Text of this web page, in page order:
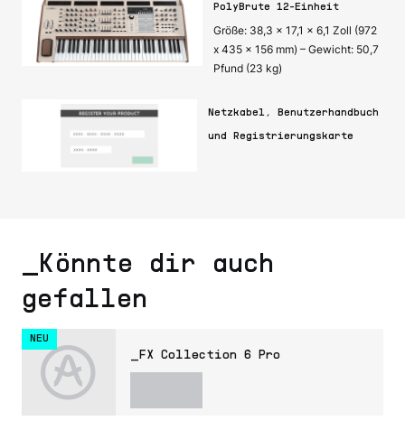
PolyBrute 12-Einheit
Größe: 38,3 x 17,1 x 6,1 Zoll (972
x 435 x 156 mm) – Gewicht: 50,7
Pfund (23 kg)
Netzkabel, Benutzerhandbuch
und Registrierungskarte
_Könnte dir auch
gefallen
NEU
_FX Collection 6 Pro